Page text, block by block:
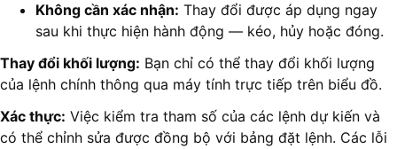
Không cần xác nhận: Thay đổi được áp dụng ngay
sau khi thực hiện hành động — kéo, hủy hoặc đóng.
Thay đổi khối lượng: Bạn chỉ có thể thay đổi khối lượng
của lệnh chính thông qua máy tính trực tiếp trên biểu đồ.
Xác thực: Việc kiểm tra tham số của các lệnh dự kiến và
có thể chỉnh sửa được đồng bộ với bảng đặt lệnh. Các lỗi